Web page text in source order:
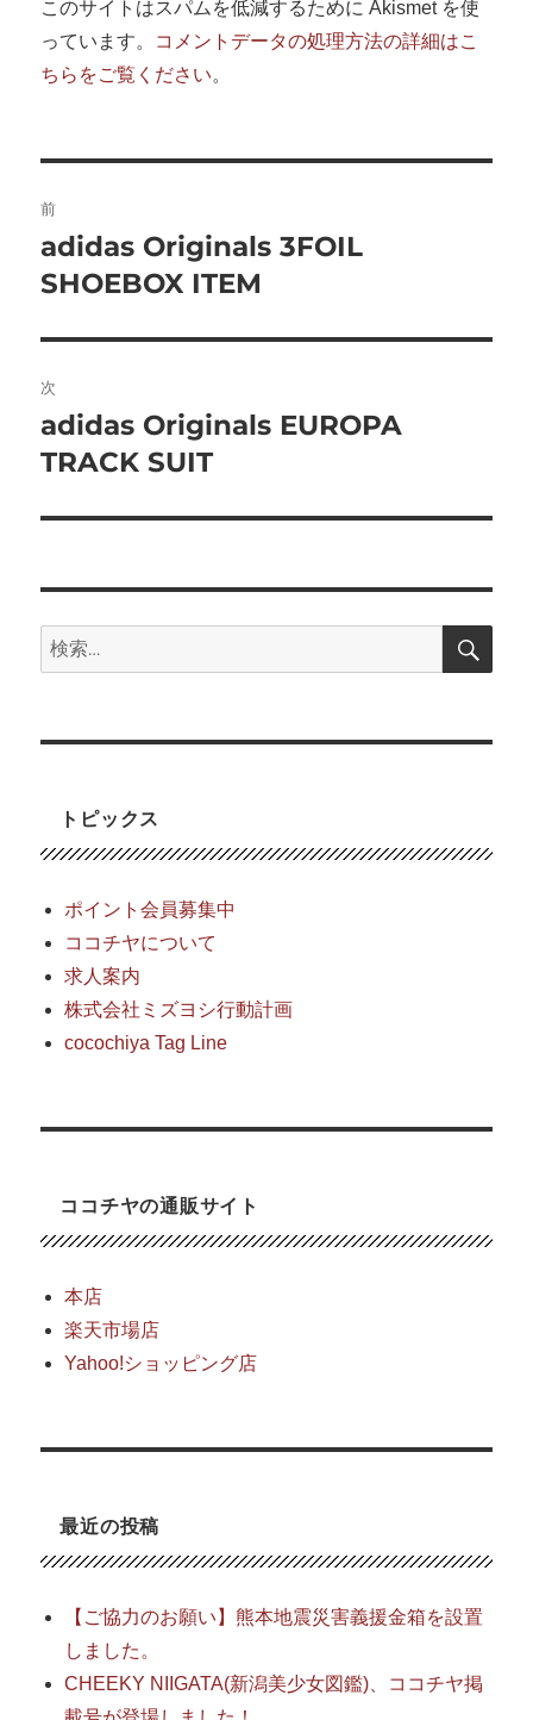
このサイトはスパムを低減するために Akismet を使
っています。 コメントデータの処理方法の詳細はこ
ちらをご覧ください。
稿
ナ
ビ
ゲ
ー
ン
前
前
の
稿:
adidas Originals 3FOIL
SHOEBOX ITEM
次
次
の
稿:
adidas Originals EUROPA
TRACK SUIT
検
索:
検
トピックス
ポイント会員募集中
ココチヤについて
求人案内
株式会社ミズヨシ行動計画
cocochiya Tag Line
ココチヤの通販サイト
本店
楽天市場店
Yahoo!ショッピング店
最近の投稿
【ご協力のお願い】熊本地震災害義援金箱を設置
しました。
CHEEKY NIIGATA(新潟美少女図鑑)、ココチヤ掲